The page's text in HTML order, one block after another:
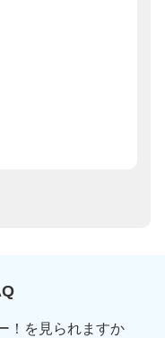
！を見られますか